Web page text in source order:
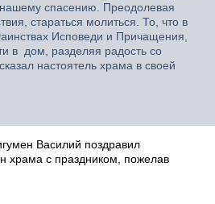
спасению. Преодолевая
стараться молиться. То, что в
Исповеди и Причащения,
в дом, разделяя радость со
настоятель храма в своей
Василий поздравил
храма с праздником, пожелав